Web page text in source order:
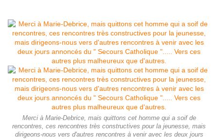
Merci à Marie-Debrice, mais quittons cet homme qui a soif de
rencontres, ces rencontres très constructives pour la jeunesse, mais
dirigeons-nous vers d'autres rencontres à venir avec les deux jours